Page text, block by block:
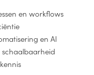
en workflows
en AI